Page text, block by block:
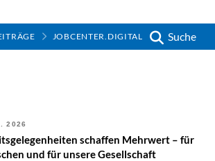
JOBCENTER.DIGITAL Suche
2026
schaffen Mehrwert – für
und für unsere Gesellschaft